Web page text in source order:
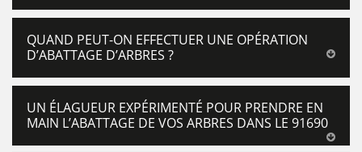
QUAND PEUT-ON EFFECTUER UNE OPÉRATION
D’ABATTAGE D’ARBRES ?
UN ÉLAGUEUR EXPÉRIMENTÉ POUR PRENDRE EN
MAIN L’ABATTAGE DE VOS ARBRES DANS LE 91690